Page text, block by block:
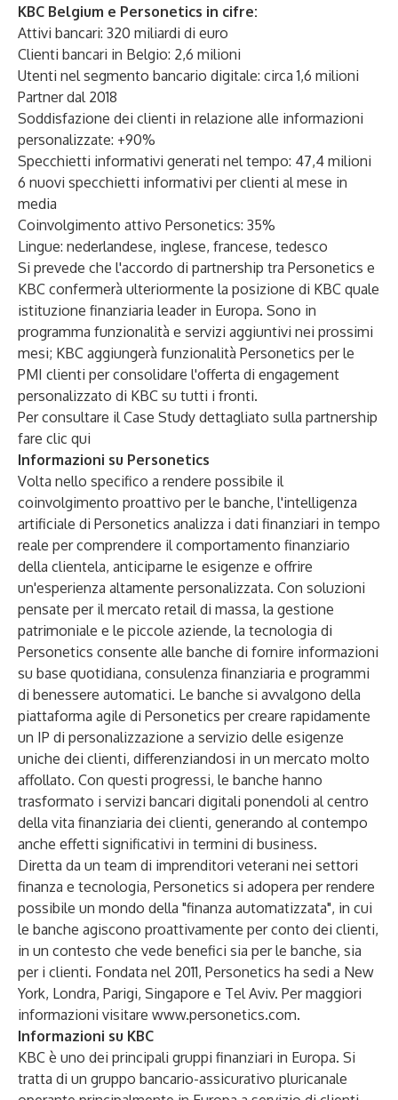
KBC Belgium e Personetics in cifre:
Attivi bancari: 320 miliardi di euro
Clienti bancari in Belgio: 2,6 milioni
Utenti nel segmento bancario digitale: circa 1,6 milioni
Partner dal 2018
Soddisfazione dei clienti in relazione alle informazioni
personalizzate: +90%
Specchietti informativi generati nel tempo: 47,4 milioni
6 nuovi specchietti informativi per clienti al mese in
media
Coinvolgimento attivo Personetics: 35%
Lingue: nederlandese, inglese, francese, tedesco
Si prevede che l'accordo di partnership tra Personetics e
KBC confermerà ulteriormente la posizione di KBC quale
istituzione finanziaria leader in Europa. Sono in
programma funzionalità e servizi aggiuntivi nei prossimi
mesi; KBC aggiungerà funzionalità Personetics per le
PMI clienti per consolidare l'offerta di engagement
personalizzato di KBC su tutti i fronti.
Per consultare il Case Study dettagliato sulla partnership
fare clic qui
Informazioni su Personetics
Volta nello specifico a rendere possibile il
coinvolgimento proattivo per le banche, l'intelligenza
artificiale di Personetics analizza i dati finanziari in tempo
reale per comprendere il comportamento finanziario
della clientela, anticiparne le esigenze e offrire
un'esperienza altamente personalizzata. Con soluzioni
pensate per il mercato retail di massa, la gestione
patrimoniale e le piccole aziende, la tecnologia di
Personetics consente alle banche di fornire informazioni
su base quotidiana, consulenza finanziaria e programmi
di benessere automatici. Le banche si avvalgono della
piattaforma agile di Personetics per creare rapidamente
un IP di personalizzazione a servizio delle esigenze
uniche dei clienti, differenziandosi in un mercato molto
affollato. Con questi progressi, le banche hanno
trasformato i servizi bancari digitali ponendoli al centro
della vita finanziaria dei clienti, generando al contempo
anche effetti significativi in termini di business.
Diretta da un team di imprenditori veterani nei settori
finanza e tecnologia, Personetics si adopera per rendere
possibile un mondo della "finanza automatizzata", in cui
le banche agiscono proattivamente per conto dei clienti,
in un contesto che vede benefici sia per le banche, sia
per i clienti. Fondata nel 2011, Personetics ha sedi a New
York, Londra, Parigi, Singapore e Tel Aviv. Per maggiori
informazioni visitare www.personetics.com.
Informazioni su KBC
KBC è uno dei principali gruppi finanziari in Europa. Si
tratta di un gruppo bancario-assicurativo pluricanale